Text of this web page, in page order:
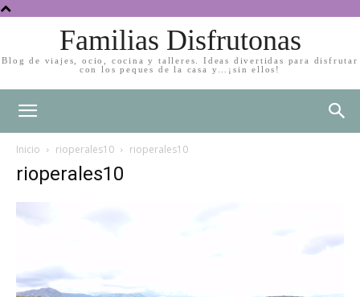
Familias Disfrutonas
Blog de viajes, ocio, cocina y talleres. Ideas divertidas para disfrutar
con los peques de la casa y…¡sin ellos!
Inicio rioperales10 rioperales10
rioperales10